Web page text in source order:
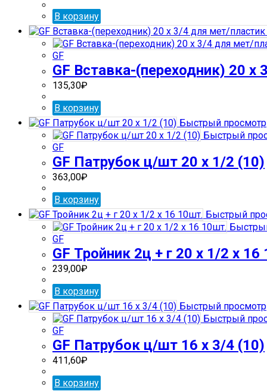
В корзину
GF
GF Вставка-(переходник) 20
135,30₽
В корзину
Быстрый просмотр
Быстрый
GF
GF Патрубок ц/шт 20 х 1/2 (10)
363,00₽
В корзину
Быстрый
GF
GF Тройник 2ц + г 20 х 1/2 х
239,00₽
В корзину
Быстрый просмотр
Быстрый
GF
GF Патрубок ц/шт 16 х 3/4 (10)
411,60₽
В корзину